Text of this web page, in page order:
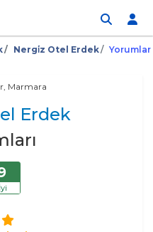
Nergi̇z Otel Erdek Yorumlar
Marmara
Erdek